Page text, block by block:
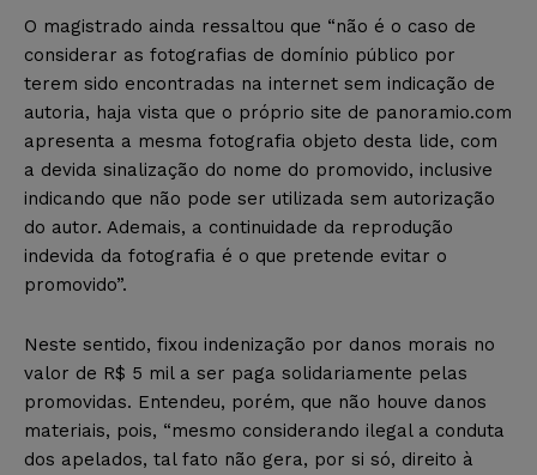
O magistrado ainda ressaltou que “não é o caso de
considerar as fotografias de domínio público por
terem sido encontradas na internet sem indicação de
autoria, haja vista que o próprio site de panoramio.com
apresenta a mesma fotografia objeto desta lide, com
a devida sinalização do nome do promovido, inclusive
indicando que não pode ser utilizada sem autorização
do autor. Ademais, a continuidade da reprodução
indevida da fotografia é o que pretende evitar o
promovido”.
Neste sentido, fixou indenização por danos morais no
valor de R$ 5 mil a ser paga solidariamente pelas
promovidas. Entendeu, porém, que não houve danos
materiais, pois, “mesmo considerando ilegal a conduta
dos apelados, tal fato não gera, por si só, direito à